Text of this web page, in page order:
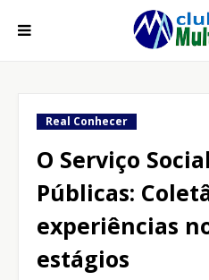
Real Conhecer
O Serviço
Públicas:
experiências
estágios